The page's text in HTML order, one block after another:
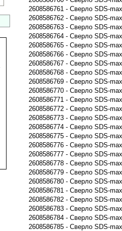
2608586761 - Сверло SDS-
2608586762 - Сверло SDS-
2608586763 - Сверло SDS-
2608586764 - Сверло SDS-
2608586765 - Сверло SDS-
2608586766 - Сверло SDS-
2608586767 - Сверло SDS-
2608586768 - Сверло SDS-
2608586769 - Сверло SDS-
2608586770 - Сверло SDS-
2608586771 - Сверло SDS-
2608586772 - Сверло SDS-
2608586773 - Сверло SDS-
2608586774 - Сверло SDS-
2608586775 - Сверло SDS-
2608586776 - Сверло SDS-
2608586777 - Сверло SDS-
2608586778 - Сверло SDS-
2608586779 - Сверло SDS-
2608586780 - Сверло SDS-
2608586781 - Сверло SDS-
2608586782 - Сверло SDS-
2608586783 - Сверло SDS-
2608586784 - Сверло SDS-
2608586785 - Сверло SDS-